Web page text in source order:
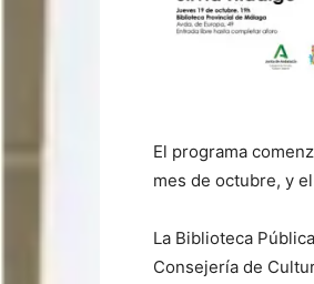
El programa
mes de octubre, y
La Biblioteca
Consejería de